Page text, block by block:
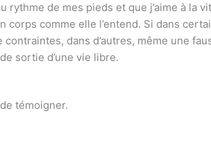
rythme de mes pieds et que j’aime à la
corps comme elle l’entend. Si dans
dans d’autres, même une
sortie d’une vie libre.
témoigner.